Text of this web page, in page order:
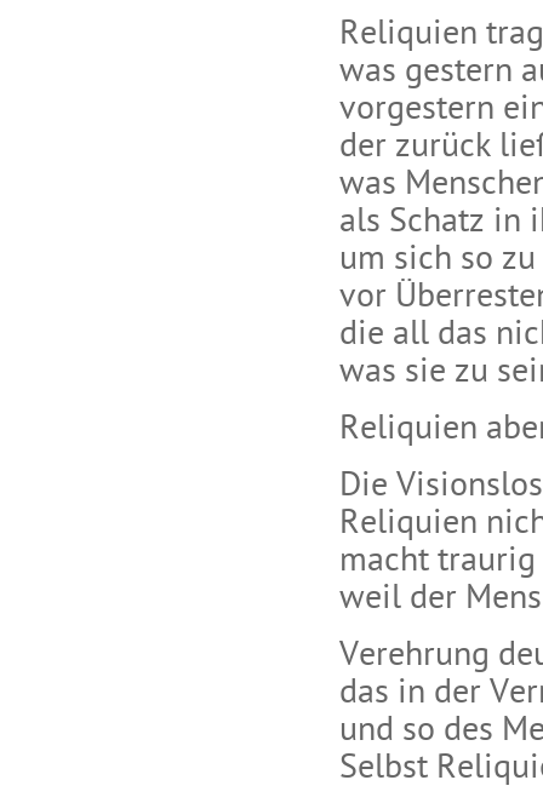
Reliquien
was gestern
vorgestern
der zurück
was
als Schatz in
um sich so
vor
die all das
was sie zu
Reliquien
Die
Reliquien
macht traurig
weil der
Verehrung
das in der
und so des
Selbst